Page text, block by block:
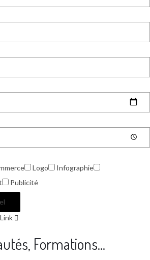
Logo
Infographie
Publicité
Link
Formations...